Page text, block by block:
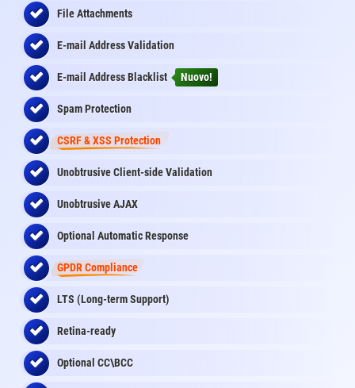
File Attachments
E-mail Address Validation
E-mail Address Blacklist Nuovo!
Spam Protection
CSRF & XSS Protection
Unobtrusive Client-side Validation
Unobtrusive AJAX
Optional Automatic Response
GPDR Compliance
LTS (Long-term Support)
Retina-ready
Optional CC\BCC